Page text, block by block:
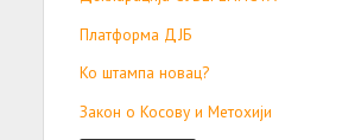
Платформа ДЈБ
Ко штампа новац?
Закон о Косову и Метохији